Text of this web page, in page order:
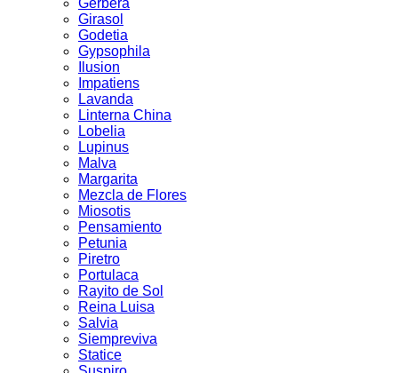
Gerbera
Girasol
Godetia
Gypsophila
Ilusion
Impatiens
Lavanda
Linterna China
Lobelia
Lupinus
Malva
Margarita
Mezcla de Flores
Miosotis
Pensamiento
Petunia
Piretro
Portulaca
Rayito de Sol
Reina Luisa
Salvia
Siempreviva
Statice